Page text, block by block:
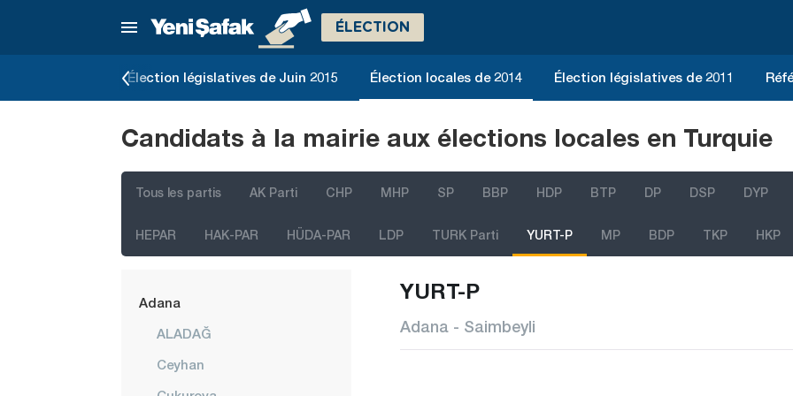
ÉLECTION
Élection législatives de Juin 2015 Élection locales de 2014 Élection législatives de 2011
Candidats à la mairie aux élections locales en Turquie
Tous les partis AK Parti CHP MHP SP BBP HDP BTP DP DSP DYP
HEPAR HAK-PAR HÜDA-PAR LDP TURK Parti YURT-P MP BDP TKP HKP
Ankara
Adana
ALADAĞ
Ceyhan
YURT-P
Adana - Saimbeyli